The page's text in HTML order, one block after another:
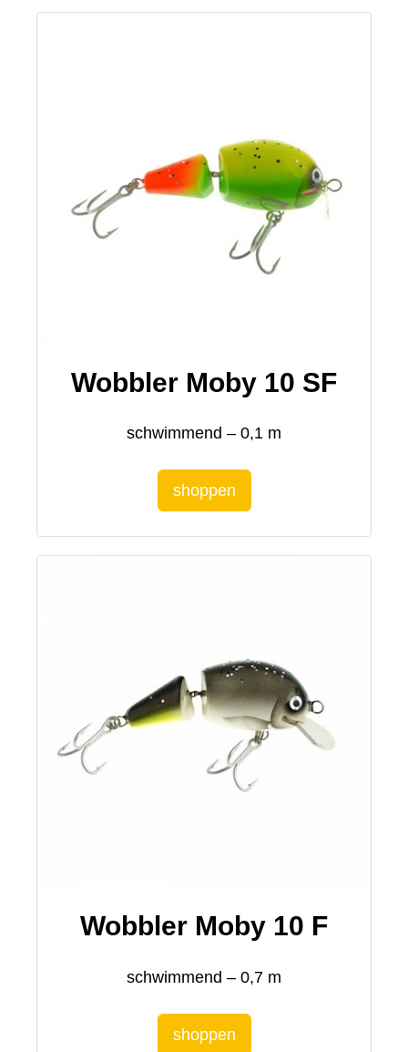
Wobbler Moby 10 SF
schwimmend – 0,1 m
shoppen
Wobbler Moby 10 F
schwimmend – 0,7 m
shoppen